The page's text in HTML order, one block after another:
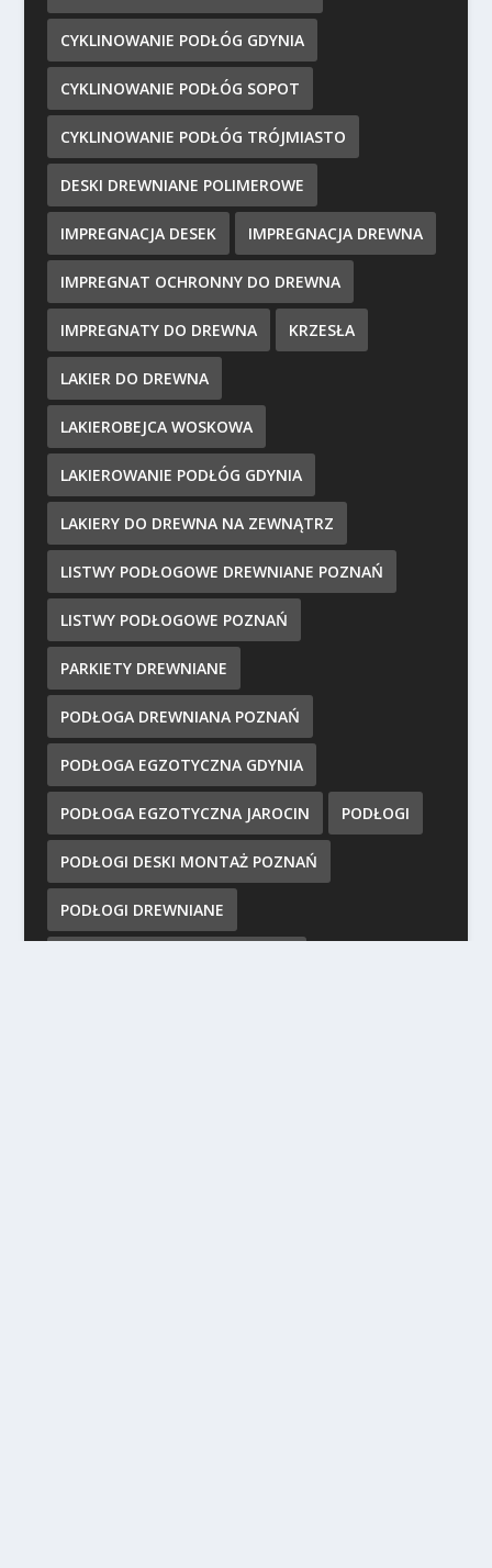
CYKLINOWANIE PODŁÓG GDYNIA
CYKLINOWANIE PODŁÓG SOPOT
CYKLINOWANIE PODŁÓG TRÓJMIASTO
DESKI DREWNIANE POLIMEROWE
IMPREGNACJA DESEK IMPREGNACJA DREWNA
IMPREGNAT OCHRONNY DO DREWNA
IMPREGNATY DO DREWNA KRZESŁA
LAKIER DO DREWNA
LAKIEROBEJCA WOSKOWA
LAKIEROWANIE PODŁÓG GDYNIA
LAKIERY DO DREWNA NA ZEWNĄTRZ
LISTWY PODŁOGOWE DREWNIANE POZNAŃ
LISTWY PODŁOGOWE POZNAŃ
PARKIETY DREWNIANE
PODŁOGA DREWNIANA POZNAŃ
PODŁOGA EGZOTYCZNA GDYNIA
PODŁOGA EGZOTYCZNA JAROCIN PODŁOGI
PODŁOGI DESKI MONTAŻ POZNAŃ
PODŁOGI DREWNIANE